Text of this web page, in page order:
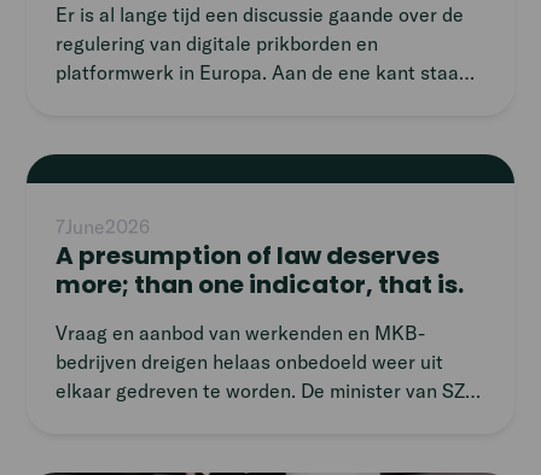
Er is al lange tijd een discussie gaande over de
regulering van digitale prikborden en
platformwerk in Europa. Aan de ene kant staan
levenslange arbeidscontracten terechtkomen.
Aan de andere kant staat een meer progressieve
groep die de rol van technologie op de
arbeidsmarkt en de meer eigentijdse
werkvormen die daardoor ontstaan erkent. Het
is natuurlijk positief is dat deze groep eindelijk
serieus wordt genomen met de komst van de
Europese richtlijn voor platformwerk. Toch praat
vrijwel niemand met de bijna 28 miljoen mensen
7June2026
A presumption of law deserves
more; than one indicator, that is.
Vraag en aanbod van werkenden en MKB-
bedrijven dreigen helaas onbedoeld weer uit
elkaar gedreven te worden. De minister van SZW
Read